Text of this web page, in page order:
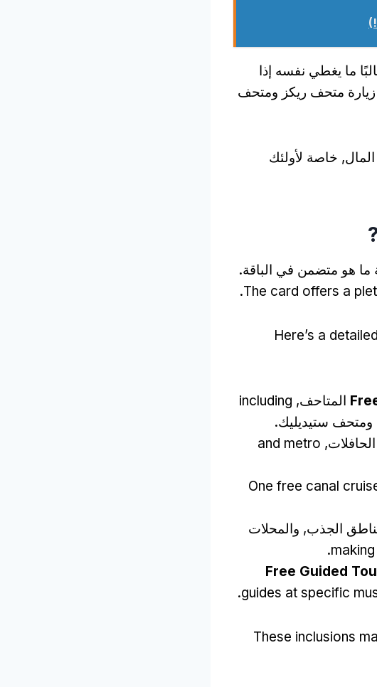
ما يغطي نفسه إذا
متحف ريكز ومتحف
خاصة لأولئك
هو متضمن في الباقة.
The card offers a
.
Here’s a
including
ستيديليك.
and metro
One free canal
الجذب, والمحلات
.
Free Guided
guides at specific
.
These inclusions